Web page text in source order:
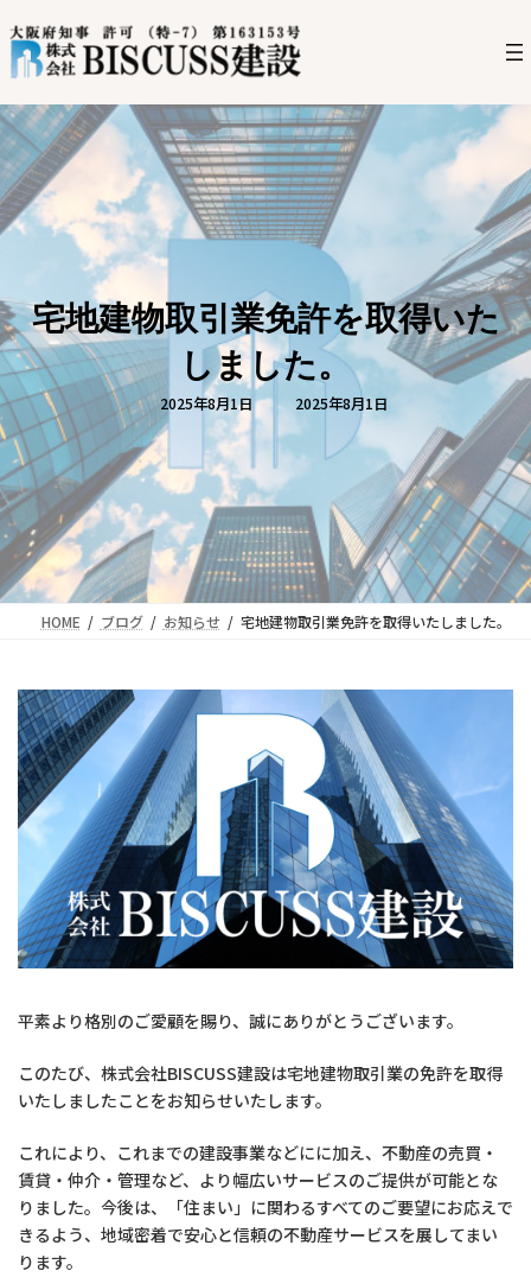
ン
テ
ン
ツ
へ
ス
キ
ッ
プ
ビ
ゲ
ー
シ
ョ
ン
に
移
動
宅地建物取引業免許を取得いた
しました。
2025年8月1日 最
終
更
日
2025年8月1日
HOME ブログ お知らせ 宅地建物取引業免許を取得いたしました。
平素より格別のご愛顧を賜り、誠にありがとうございます。
このたび、株式会社BISCUSS建設は宅地建物取引業の免許を取得
いたしましたことをお知らせいたします。
これにより、これまでの建設事業などにに加え、不動産の売買・
賃貸・仲介・管理など、より幅広いサービスのご提供が可能とな
りました。今後は、「住まい」に関わるすべてのご要望にお応えで
きるよう、地域密着で安心と信頼の不動産サービスを展してまい
ります。